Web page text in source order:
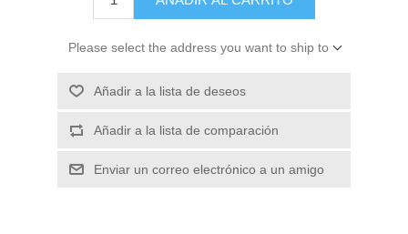
Please select the address you want to ship to